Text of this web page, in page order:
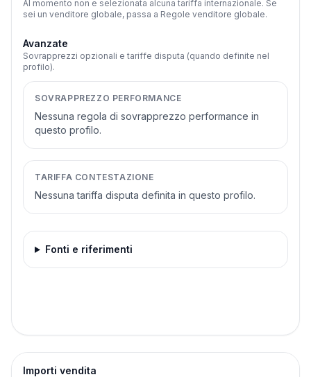
Al momento non e selezionata alcuna tariffa internazionale. Se
sei un venditore globale, passa a Regole venditore globale.
Avanzate
Sovrapprezzi opzionali e tariffe disputa (quando definite nel
profilo).
SOVRAPPREZZO PERFORMANCE
Nessuna regola di sovrapprezzo performance in
questo profilo.
TARIFFA CONTESTAZIONE
Nessuna tariffa disputa definita in questo profilo.
Fonti e riferimenti
Importi vendita